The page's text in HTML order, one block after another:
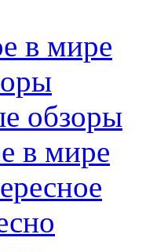
в мире
обзоры
в мире